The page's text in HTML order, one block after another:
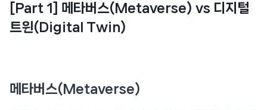
[Part 1] 메타버스(Metaverse) vs 디지털
트윈(Digital Twin)
메타버스(Metaverse)